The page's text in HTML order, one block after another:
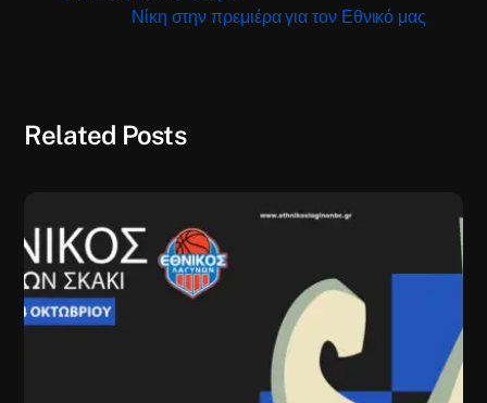
Νίκη στην πρεμιέρα για τον Εθνικό μας
Related Posts